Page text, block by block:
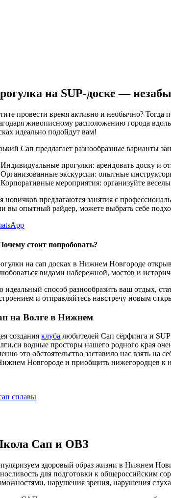
на SUP-доске —
провести время активно и необычно? Тогда
живописному расположению города
идеально подойдут вам!
Сап предлагает разнообразные варианты
прогулки: арендовать доску и
экскурсии: опытные
мероприятия: организуйте
новичков предлагаются занятия с
вы опытный райдер, можете выбрать себе
стоит попробовать?
на сап досках в Нижнем Новгороде
видами набережной, мостов и
идеальный способ разнообразить ваш отдых,
и отправляйтесь навстречу новым
на Волге в Нижнем
созданияклуба любителей Сап сёрфинга и
водные просторы нашего родного края
это обстоятельство заставило нас взять на
Новгороде и приобщить нижегородцев к
Сап и ОВЗ
здоровый образ жизни в Нижнем
для подготовки к общероссийским
нарушения зрения, нарушения